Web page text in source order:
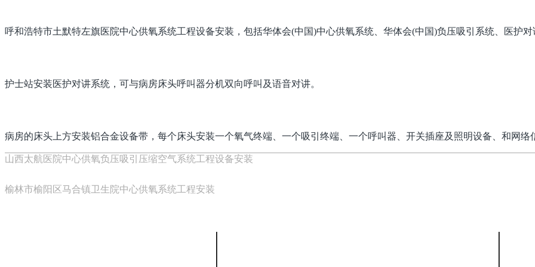
呼和浩特市土默特左旗医院中心供氧系统工程设备安装，包括华体会(中国)中心供氧系统、华体会(中国)负压吸引系统、医护对
护士站安装医护对讲系统，可与病房床头呼叫器分机双向呼叫及语音对讲。
病房的床头上方安装铝合金设备带，每个床头安装一个氧气终端、一个吸引终端、一个呼叫器、开关插座及照明设备、和网络
山西太航医院中心供氧负压吸引压缩空气系统工程设备安装
榆林市榆阳区马合镇卫生院中心供氧系统工程安装